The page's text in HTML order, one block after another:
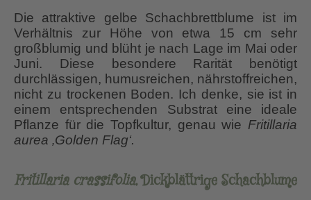
Die attraktive gelbe Schachbrettblume ist im
Verhältnis zur Höhe von etwa 15 cm sehr
großblumig und blüht je nach Lage im Mai oder
Juni. Diese besondere Rarität benötigt
durchlässigen, humusreichen, nährstoffreichen,
nicht zu trockenen Boden. Ich denke, sie ist in
einem entsprechenden Substrat eine ideale
Pflanze für die Topfkultur, genau wie Fritillaria
aurea ‚Golden Flag‘.
Fritillaria crassifolia, Dickblättrige Schachblume